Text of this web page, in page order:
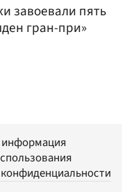
завоевали пять
гран-при»